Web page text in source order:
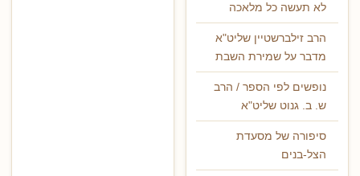
לא תעשה כל מלאכה
הרב זילברשטיין שליט"א
מדבר על שמירת השבת
נופשים לפי הספר / הרב
ש. ב. גנוט שליט"א
סיפורה של מסעדת
הצל-בנים